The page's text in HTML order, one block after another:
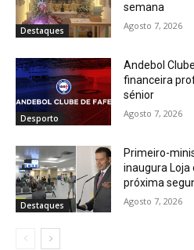
Destaques
semana
Agosto 7, 2026
Desporto
Andebol
financeira
sénior
Agosto 7, 2026
Destaques
Primeiro-
inaugura Loja
próxima
Agosto 7, 2026